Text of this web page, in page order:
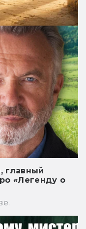
главный
«Легенду о